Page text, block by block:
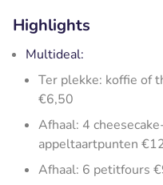
Highlights
Multideal:
Ter plekke: koffie of
€6,50
Afhaal: 4
appeltaartpunten
Afhaal: 6 petitfours